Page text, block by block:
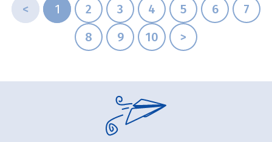
< 1 2 3 4 5 6
7
8
9 10 >